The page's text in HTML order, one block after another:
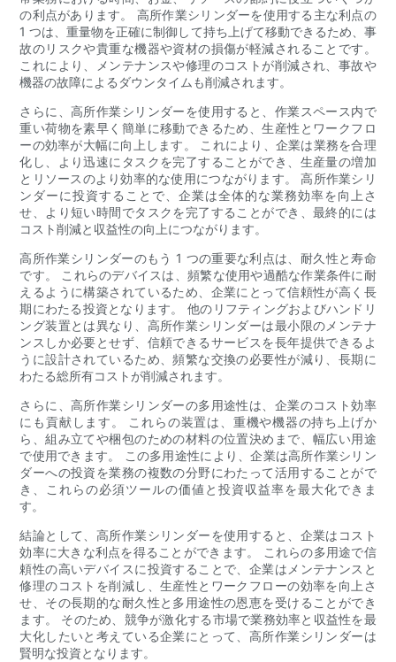
の利点があります。 高所作業シリンダーを使用する主な利点の
1 つは、重量物を正確に制御して持ち上げて移動できるため、事
故のリスクや貴重な機器や資材の損傷が軽減されることです。
これにより、メンテナンスや修理のコストが削減され、事故や
機器の故障によるダウンタイムも削減されます。
さらに、高所作業シリンダーを使用すると、作業スペース内で
重い荷物を素早く簡単に移動できるため、生産性とワークフロ
ーの効率が大幅に向上します。 これにより、企業は業務を合理
化し、より迅速にタスクを完了することができ、生産量の増加
とリソースのより効率的な使用につながります。 高所作業シリ
ンダーに投資することで、企業は全体的な業務効率を向上さ
せ、より短い時間でタスクを完了することができ、最終的には
コスト削減と収益性の向上につながります。
高所作業シリンダーのもう 1 つの重要な利点は、耐久性と寿命
です。 これらのデバイスは、頻繁な使用や過酷な作業条件に耐
えるように構築されているため、企業にとって信頼性が高く長
期にわたる投資となります。 他のリフティングおよびハンドリ
ング装置とは異なり、高所作業シリンダーは最小限のメンテナ
ンスしか必要とせず、信頼できるサービスを長年提供できるよ
うに設計されているため、頻繁な交換の必要性が減り、長期に
わたる総所有コストが削減されます。
さらに、高所作業シリンダーの多用途性は、企業のコスト効率
にも貢献します。 これらの装置は、重機や機器の持ち上げか
ら、組み立てや梱包のための材料の位置決めまで、幅広い用途
で使用できます。 この多用途性により、企業は高所作業シリン
ダーへの投資を業務の複数の分野にわたって活用することがで
き、これらの必須ツールの価値と投資収益率を最大化できま
す。
結論として、高所作業シリンダーを使用すると、企業はコスト
効率に大きな利点を得ることができます。 これらの多用途で信
頼性の高いデバイスに投資することで、企業はメンテナンスと
修理のコストを削減し、生産性とワークフローの効率を向上さ
せ、その長期的な耐久性と多用途性の恩恵を受けることができ
ます。 そのため、競争が激化する市場で業務効率と収益性を最
大化したいと考えている企業にとって、高所作業シリンダーは
賢明な投資となります。